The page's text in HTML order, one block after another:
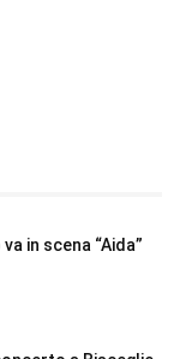
in scena “Aida”